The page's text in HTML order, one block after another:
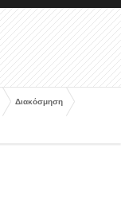
Διακόσμηση